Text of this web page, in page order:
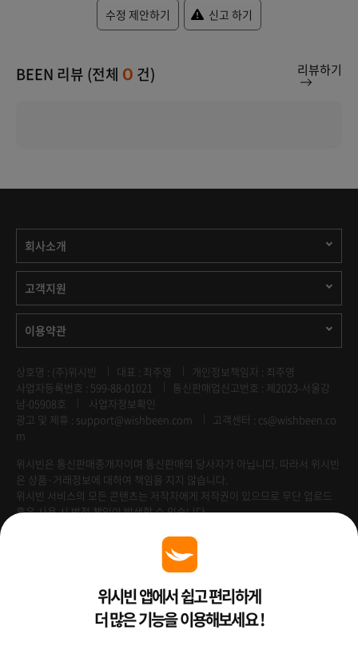
수정 제안하기 신고 하기
BEEN 리뷰 (전체 0 건) 리뷰하기
회사소개
고객지원
이용약관
상호명 : (주)위시빈 대표 : 최주영
개인정보책임자 : 최주영
사업자등록번호 : 599-88-01021
통신판매업신고번호 : 제2023-서울강
남-05908호
사업자정보확인
광고 및 제휴 : support@wishbeen.com
고객센터 : cs@wishbeen.co
m
위시빈은 통신판매중개자이며 통신판매의 당사자가 아닙니다. 따라서 위시빈
은 상품·거래정보에 대하여 책임을 지지 않습니다.
위시빈 서비스의 모든 콘텐츠는 저작자에게 저작권이 있으므로 무단 업로드
혹은 사용 시 법적 책임이 발생할 수 있습니다.
Venture Enterprise위시빈 앱에서 쉽고 편리하게
더 많은 기능을 이용해보세요 !